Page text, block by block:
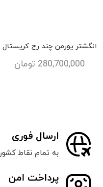
انگشتر یورمن چند رج کریستال
280,700,000 تومان
ارسال فوری
به تمام نقاط کشور
پرداخت امن